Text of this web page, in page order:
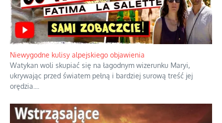
Niewygodne kulisy alpejskiego objawienia
Watykan woli skupiać się na łagodnym wizerunku Maryi,
ukrywając przed światem pełną i bardziej surową treść jej
orędzia.